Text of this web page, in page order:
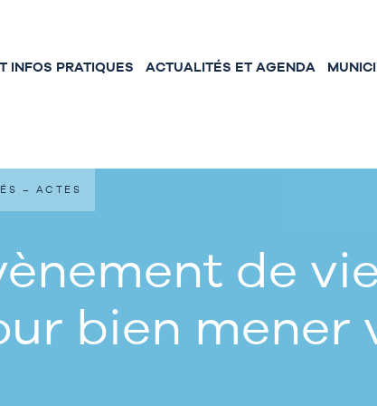
INFOS PRATIQUES ACTUALITÉS ET AGENDA
de
bien mener
– ACTES